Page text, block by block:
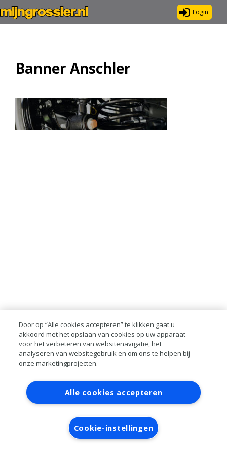
Login
Banner Anschler
Contact Account aanvragen
Inloggen
RAI bestanden
Privacy
Algemene
voorwaarden
Verwerkersovereenkomst
Door op “Alle cookies accepteren” te klikken gaat u
akkoord met het opslaan van cookies op uw apparaat
voor het verbeteren van websitenavigatie, het
analyseren van websitegebruik en om ons te helpen bij
onze marketingprojecten.
Alle cookies accepteren
Cookie-instellingen